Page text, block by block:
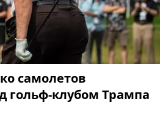
самолетов
гольф-клубом Трампа